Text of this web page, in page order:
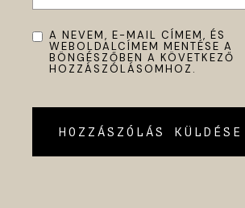
A NEVEM, E-MAIL CÍMEM, ÉS
WEBOLDALCÍMEM MENTÉSE A
BÖNGÉSZŐBEN A KÖVETKEZŐ
HOZZÁSZÓLÁSOMHOZ.
HOZZÁSZÓLÁS KÜLDÉSE